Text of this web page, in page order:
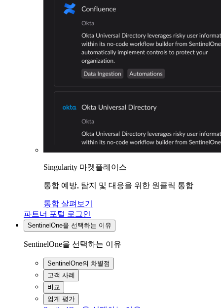
Singularity 마켓플레이스
통합 예방, 탐지 및 대응을 위한 원클릭 통합
통합 살펴보기
파트너 포털 로그인
SentinelOne을 선택하는 이유
SentinelOne을 선택하는 이유
SentinelOne의 차별점
고객 사례
비교
업계 평가